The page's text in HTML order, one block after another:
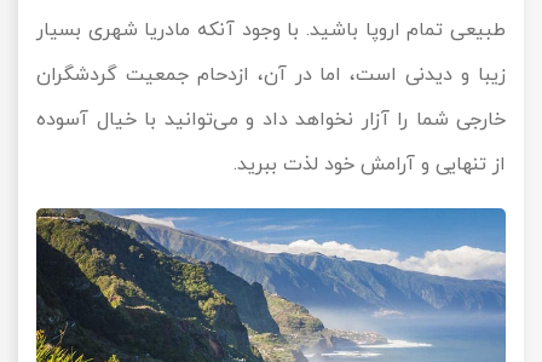
طبیعی تمام اروپا باشید. با وجود آنکه مادریا شهری بسیار
زیبا و دیدنی است، اما در آن، ازدحام جمعیت گردشگران
خارجی شما را آزار نخواهد داد و می‌توانید با خیال آسوده
از تنهایی و آرامش خود لذت ببرید.